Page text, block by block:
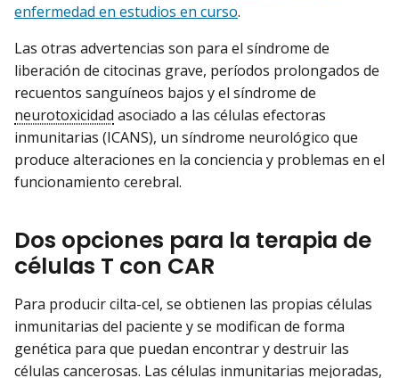
enfermedad en estudios en curso.
Las otras advertencias son para el síndrome de
liberación de citocinas grave, períodos prolongados de
recuentos sanguíneos bajos y el síndrome de
neurotoxicidad asociado a las células efectoras
inmunitarias (ICANS), un síndrome neurológico que
produce alteraciones en la conciencia y problemas en el
funcionamiento cerebral.
Dos opciones para la terapia de
células T con CAR
Para producir cilta-cel, se obtienen las propias células
inmunitarias del paciente y se modifican de forma
genética para que puedan encontrar y destruir las
células cancerosas. Las células inmunitarias mejoradas,